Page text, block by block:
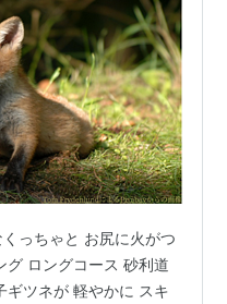
っちゃと お尻に火がつ
グ ロングコース 砂利道
ギツネが 軽やかに スキ